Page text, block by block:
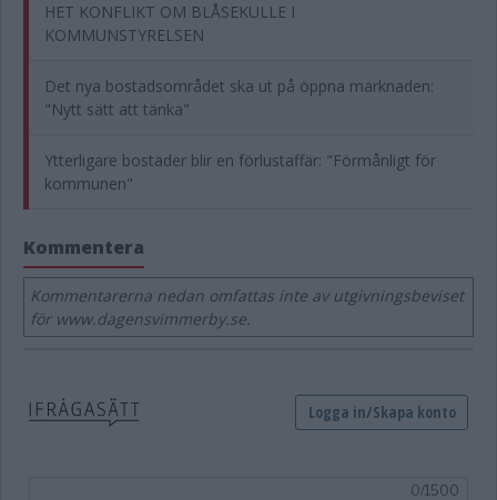
HET KONFLIKT OM BLÅSEKULLE I
KOMMUNSTYRELSEN
Det nya bostadsområdet ska ut på öppna marknaden:
"Nytt sätt att tänka"
Ytterligare bostäder blir en förlustaffär: "Förmånligt för
kommunen"
Kommentera
Kommentarerna nedan omfattas inte av utgivningsbeviset
för www.dagensvimmerby.se.